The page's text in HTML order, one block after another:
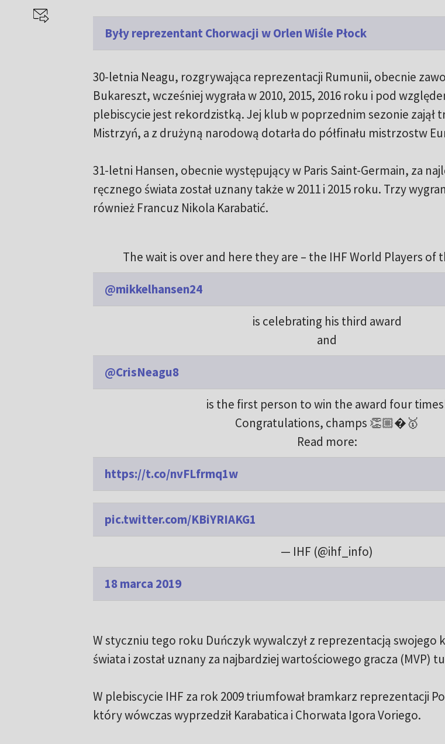
Były reprezentant Chorwacji w Orlen Wiśle Płock
30-letnia Neagu, rozgrywająca reprezentacji Rumunii, obecnie
Bukareszt, wcześniej wygrała w 2010, 2015, 2016 roku i pod
plebiscycie jest rekordzistką. Jej klub w poprzednim sezonie zajął
Mistrzyń, a z drużyną narodową dotarła do półfinału mistrzostw
31-letni Hansen, obecnie występujący w Paris Saint-Germain, za
ręcznego świata został uznany także w 2011 i 2015 roku. Trzy
również Francuz Nikola Karabatić.
The wait is over and here they are – the IHF World Players of
@mikkelhansen24
is celebrating his third award
and
@CrisNeagu8
is the first person to win the award four
Congratulations, champs 👏🏼�🥇
Read more:
https://t.co/nvFLfrmq1w
pic.twitter.com/KBiYRIAKG1
— IHF (@ihf_info)
18 marca 2019
W styczniu tego roku Duńczyk wywalczył z reprezentacją swojego
świata i został uznany za najbardziej wartościowego gracza (MVP)
W plebiscycie IHF za rok 2009 triumfował bramkarz reprezentacji
który wówczas wyprzedził Karabatica i Chorwata Igora Voriego.